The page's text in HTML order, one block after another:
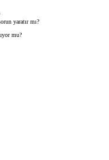
yaratır mı?
mu?